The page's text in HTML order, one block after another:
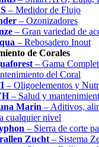
– Medidor de Flujo
– Ozonizadores
– Gran variedad de
– Rebosadero Inout
de Corales
– Gama
del Coral
– Oligoelementos y
– Salud y
Marin – Aditivos,
cualquier nivel
– Sierra de corte
Zucht – Sistema